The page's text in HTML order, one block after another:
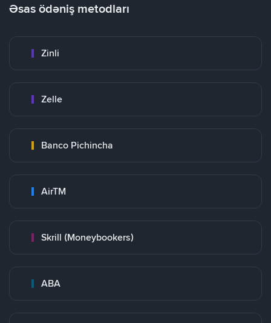
Əsas ödəniş metodları
Zinli
Zelle
Banco Pichincha
AirTM
Skrill (Moneybookers)
ABA